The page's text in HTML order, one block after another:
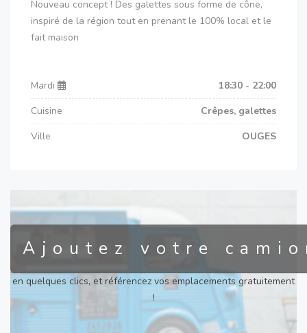
Nouveau concept ! Des galettes sous forme de cône,
inspiré de la région tout en prenant le 100% local et le
fait maison
Mardi
18:30 - 22:00
Cuisine
Crêpes, galettes
Ville
OUGES
Ajoutez votre
en quelques clics, et référencez vos emplacements gratuitement
!